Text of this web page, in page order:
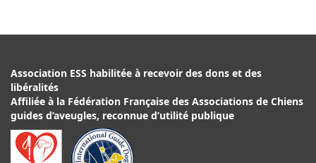
Association ESS habilitée à recevoir des dons et des
libéralités
Affiliée à la Fédération Française des Associations de Chiens
guides d’aveugles, reconnue d’utilité publique